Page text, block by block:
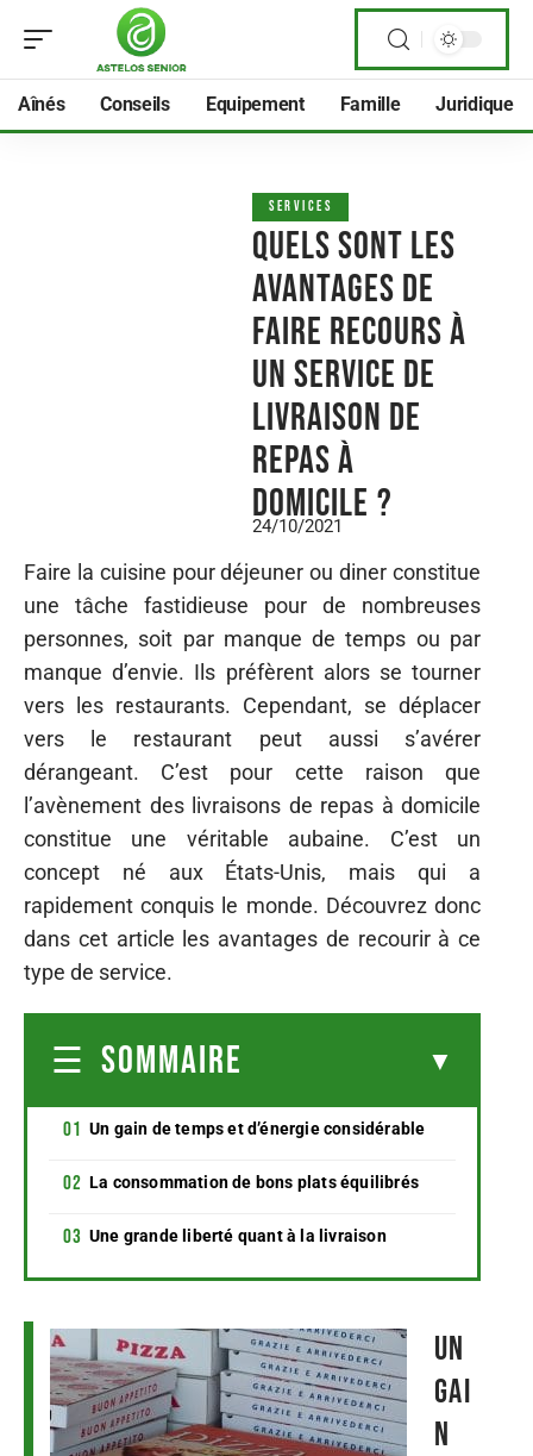
Aînés Conseils Equipement Famille Juridique
SERVICES
Quels sont les
avantages de
faire recours à
un service de
livraison de
repas à
domicile ?
24/10/2021
Faire la cuisine pour déjeuner ou diner constitue
une tâche fastidieuse pour de nombreuses
personnes, soit par manque de temps ou par
manque d’envie. Ils préfèrent alors se tourner
vers les restaurants. Cependant, se déplacer
vers le restaurant peut aussi s’avérer
dérangeant. C’est pour cette raison que
l’avènement des livraisons de repas à domicile
constitue une véritable aubaine. C’est un
concept né aux États-Unis, mais qui a
rapidement conquis le monde. Découvrez donc
dans cet article les avantages de recourir à ce
type de service.
SOMMAIRE
Un gain de temps et d’énergie considérable
La consommation de bons plats équilibrés
Une grande liberté quant à la livraison
Un
gai
n